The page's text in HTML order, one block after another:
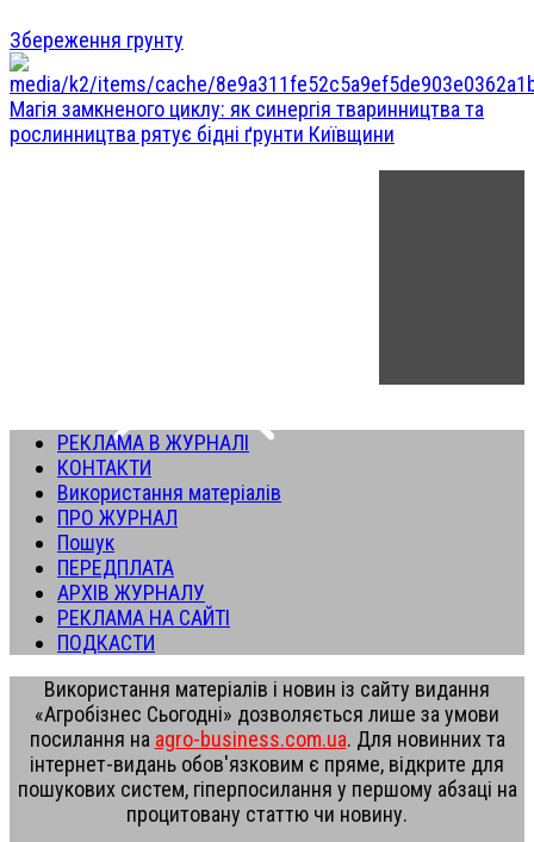
Збереження грунту
Магія замкненого циклу: як синергія тваринництва та
рослинництва рятує бідні ґрунти Київщини
РЕКЛАМА В ЖУРНАЛІ
КОНТАКТИ
Використання матеріалів
ПРО ЖУРНАЛ
Пошук
ПЕРЕДПЛАТА
АРХІВ ЖУРНАЛУ
РЕКЛАМА НА САЙТІ
ПОДКАСТИ
Використання матеріалів і новин із сайту видання
«Агробізнес Сьогодні» дозволяється лише за умови
посилання на agro-business.com.ua. Для новинних та
інтернет-видань обов'язковим є пряме, відкрите для
пошукових систем, гіперпосилання у першому абзаці на
процитовану статтю чи новину.